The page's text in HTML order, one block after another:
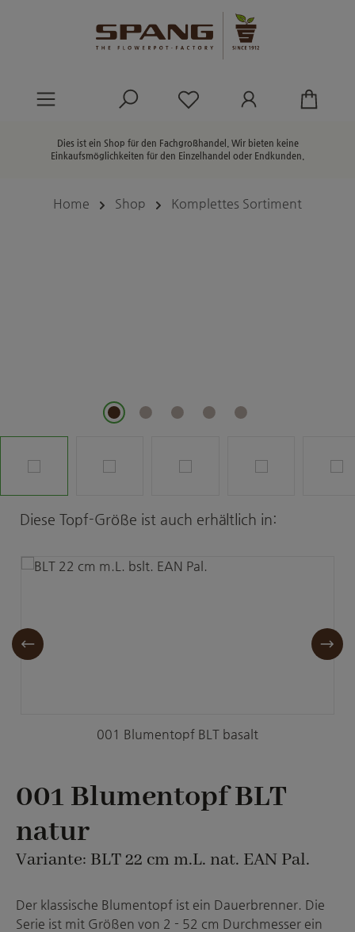
Du hast 0 Produkte
Dies ist ein Shop für den Fachgroßhandel. Wir bieten keine
Einkaufsmöglichkeiten für den Einzelhandel oder Endkunden.
Home Shop Komplettes Sortiment
Produktgalerie überspringen
Diese Topf-Größe ist auch erhältlich in:
001 Blumentopf BLT basalt
001 Blumentopf BLT
natur
Variante: BLT 22 cm m.L. nat. EAN Pal.
Der klassische Blumentopf ist ein Dauerbrenner. Die
Serie ist mit Größen von 2 - 52 cm Durchmesser ein